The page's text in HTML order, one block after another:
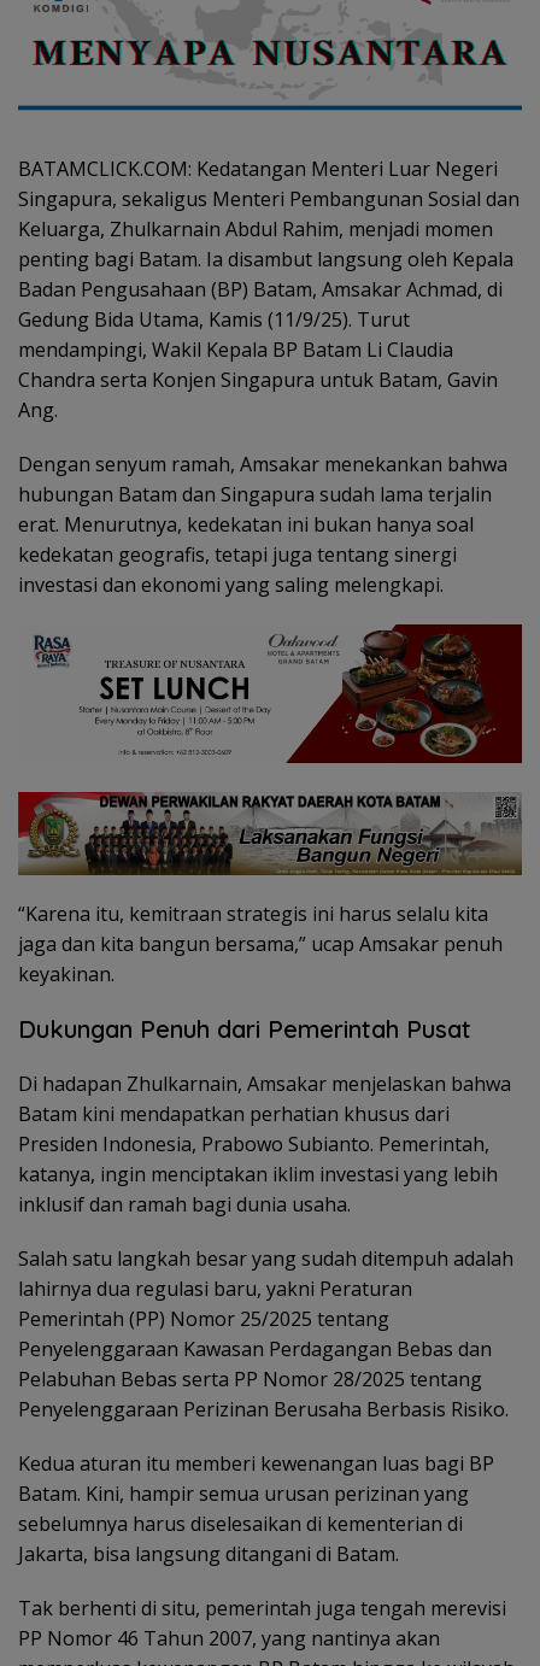
BATAMCLICK.COM: Kedatangan Menteri Luar Negeri
Singapura, sekaligus Menteri Pembangunan Sosial dan
Keluarga, Zhulkarnain Abdul Rahim, menjadi momen
penting bagi Batam. Ia disambut langsung oleh Kepala
Badan Pengusahaan (BP) Batam, Amsakar Achmad, di
Gedung Bida Utama, Kamis (11/9/25). Turut
mendampingi, Wakil Kepala BP Batam Li Claudia
Chandra serta Konjen Singapura untuk Batam, Gavin
Ang.
Dengan senyum ramah, Amsakar menekankan bahwa
hubungan Batam dan Singapura sudah lama terjalin
erat. Menurutnya, kedekatan ini bukan hanya soal
kedekatan geografis, tetapi juga tentang sinergi
investasi dan ekonomi yang saling melengkapi.
“Karena itu, kemitraan strategis ini harus selalu kita
jaga dan kita bangun bersama,” ucap Amsakar penuh
keyakinan.
Dukungan Penuh dari Pemerintah Pusat
Di hadapan Zhulkarnain, Amsakar menjelaskan bahwa
Batam kini mendapatkan perhatian khusus dari
Presiden Indonesia, Prabowo Subianto. Pemerintah,
katanya, ingin menciptakan iklim investasi yang lebih
inklusif dan ramah bagi dunia usaha.
Salah satu langkah besar yang sudah ditempuh adalah
lahirnya dua regulasi baru, yakni Peraturan
Pemerintah (PP) Nomor 25/2025 tentang
Penyelenggaraan Kawasan Perdagangan Bebas dan
Pelabuhan Bebas serta PP Nomor 28/2025 tentang
Penyelenggaraan Perizinan Berusaha Berbasis Risiko.
Kedua aturan itu memberi kewenangan luas bagi BP
Batam. Kini, hampir semua urusan perizinan yang
sebelumnya harus diselesaikan di kementerian di
Jakarta, bisa langsung ditangani di Batam.
Tak berhenti di situ, pemerintah juga tengah merevisi
PP Nomor 46 Tahun 2007, yang nantinya akan